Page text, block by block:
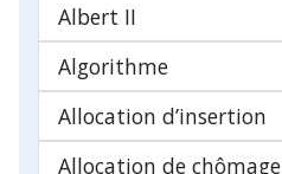
Albert II
Algorithme
Allocation d’insertion
Allocation de chômage